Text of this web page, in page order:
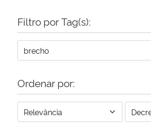
Ministério da Mulher, da Família e dos Direitos Humanos
Secretaria-Geral
Secretaria de Governo
Gabinete de Segurança Institucional
Filtro por Tag(s):
Ordenar por: